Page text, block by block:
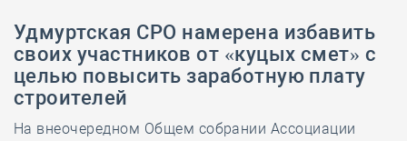
Удмуртская СРО намерена избавить
своих участников от «куцых смет» с
целью повысить заработную плату
строителей
На внеочередном Общем собрании Ассоциации